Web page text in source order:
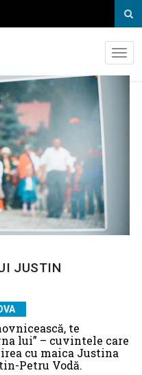
JUSTIN
te
lui” – cuvintele care
cu maica Justina
Petru Vodă.